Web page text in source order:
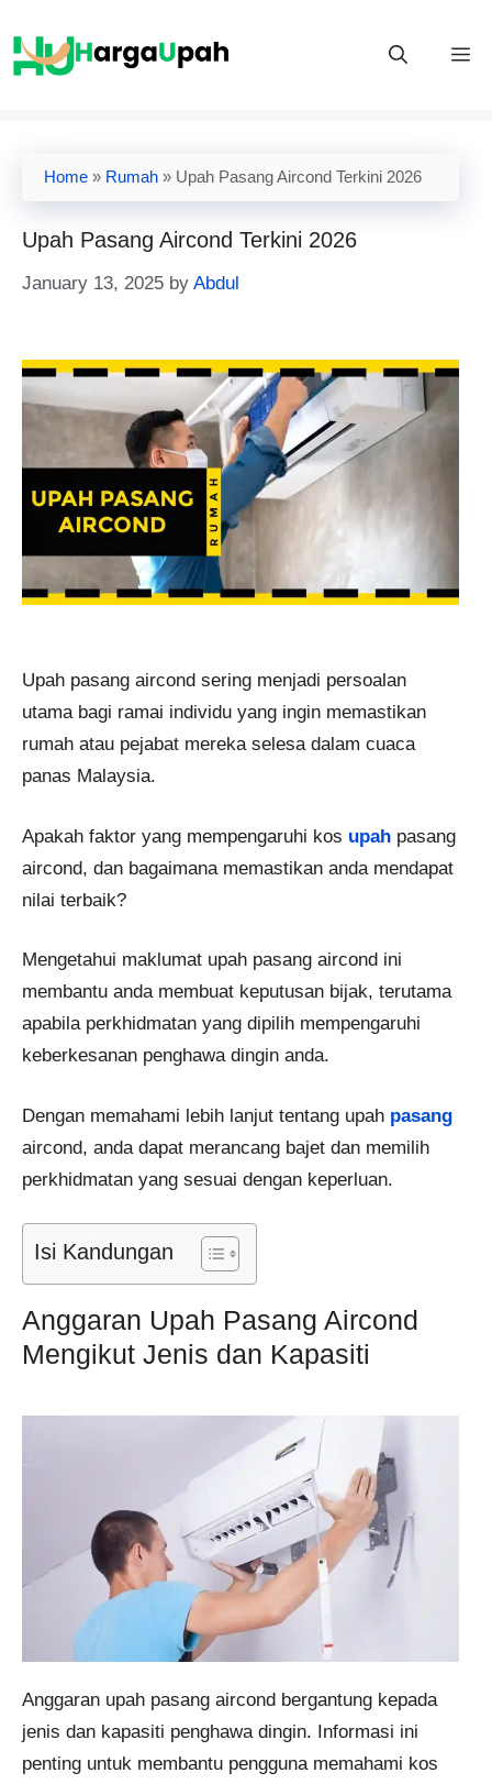
content
Home » Rumah » Upah Pasang Aircond Terkini 2026
Upah Pasang Aircond Terkini 2026
January 13, 2025 by Abdul
Upah pasang aircond sering menjadi persoalan
utama bagi ramai individu yang ingin memastikan
rumah atau pejabat mereka selesa dalam cuaca
panas Malaysia.
Apakah faktor yang mempengaruhi kos upah pasang
aircond, dan bagaimana memastikan anda mendapat
nilai terbaik?
Mengetahui maklumat upah pasang aircond ini
membantu anda membuat keputusan bijak, terutama
apabila perkhidmatan yang dipilih mempengaruhi
keberkesanan penghawa dingin anda.
Dengan memahami lebih lanjut tentang upah pasang
aircond, anda dapat merancang bajet dan memilih
perkhidmatan yang sesuai dengan keperluan.
Isi Kandungan
Anggaran Upah Pasang Aircond
Mengikut Jenis dan Kapasiti
Anggaran upah pasang aircond bergantung kepada
jenis dan kapasiti penghawa dingin. Informasi ini
penting untuk membantu pengguna memahami kos